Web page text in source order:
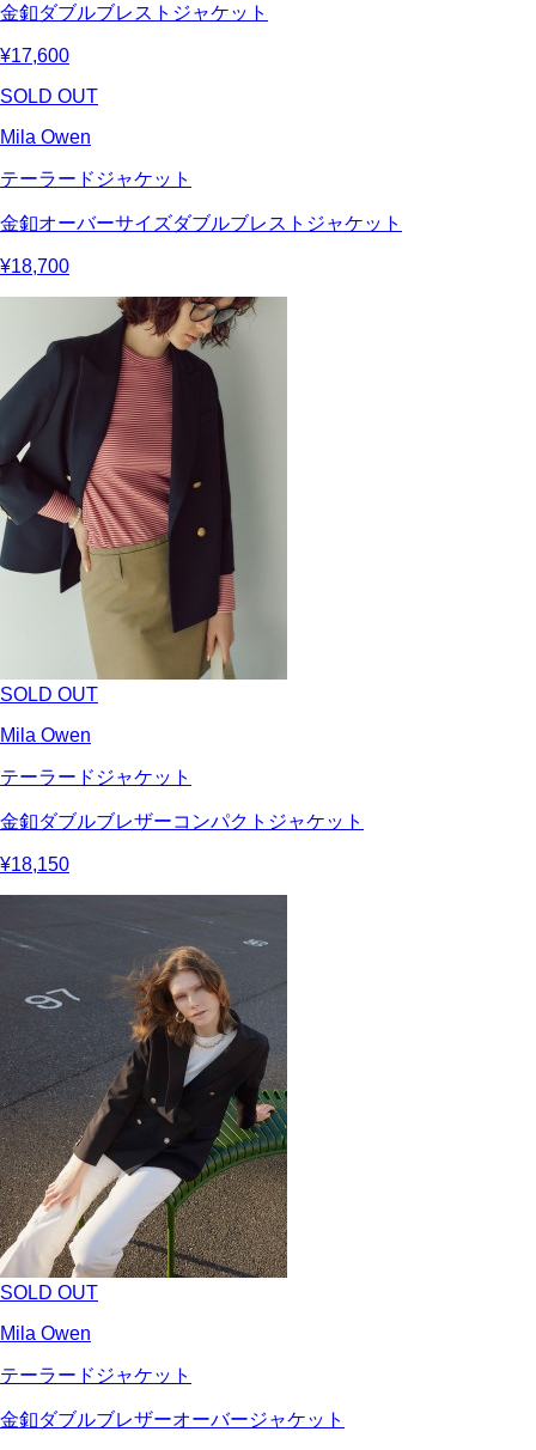
金釦ダブルブレストジャケット
¥17,600
SOLD OUT
Mila Owen
テーラードジャケット
金釦オーバーサイズダブルブレストジャケット
¥18,700
SOLD OUT
Mila Owen
テーラードジャケット
金釦ダブルブレザーコンパクトジャケット
¥18,150
SOLD OUT
Mila Owen
テーラードジャケット
金釦ダブルブレザーオーバージャケット